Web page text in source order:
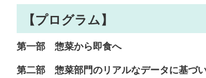
【プログラム】
第一部 惣菜から即食へ
第二部 惣菜部門のリアルなデータに基づ